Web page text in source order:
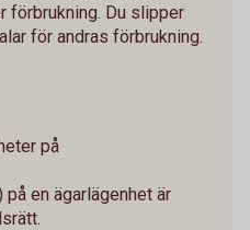
förbrukning. Du slipper
för andras förbrukning.
på
en ägarlägenhet är